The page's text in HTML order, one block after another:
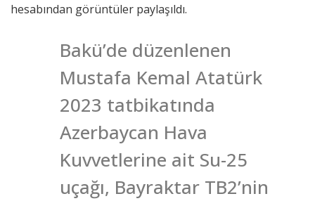
hesabından görüntüler paylaşıldı.
Bakü’de düzenlenen
Mustafa Kemal Atatürk
2023 tatbikatında
Azerbaycan Hava
Kuvvetlerine ait Su-25
uçağı, Bayraktar TB2’nin